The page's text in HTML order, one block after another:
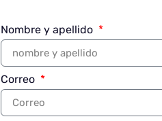
Nombre y apellido
Correo